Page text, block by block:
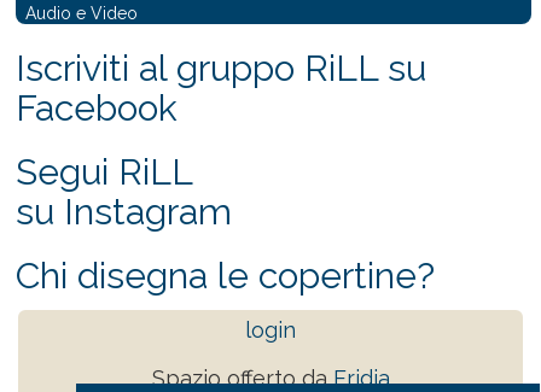
Audio e Video
Iscriviti al gruppo RiLL su
Facebook
Segui RiLL
su Instagram
Chi disegna le copertine?
login
Spazio offerto daEridia